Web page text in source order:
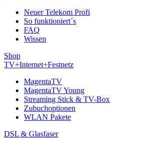
Neuer Telekom Profi
So funktioniert´s
FAQ
Wissen
Shop
TV+Internet+Festnetz
MagentaTV
MagentaTV Young
Streaming Stick & TV-Box
Zubuchoptionen
WLAN Pakete
DSL & Glasfaser